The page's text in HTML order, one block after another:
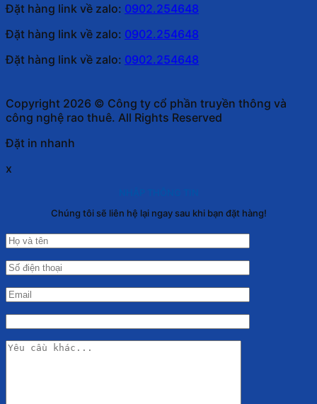
Đặt hàng link về zalo: 0902.254648
Đặt hàng link về zalo: 0902.254648
Đặt hàng link về zalo: 0902.254648
Copyright 2026 © Công ty cổ phần truyền thông và
công nghệ rao thuê. All Rights Reserved
Đặt in nhanh
x
Chúng tôi sẽ liên hệ lại ngay sau khi bạn đặt hàng!